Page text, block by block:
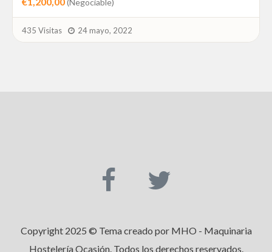
(Negociable)
435 Visitas 24 mayo, 2022
Copyright 2025 © Tema creado por MHO - Maquinaria
Hostelería Ocasión. Todos los derechos reservados.